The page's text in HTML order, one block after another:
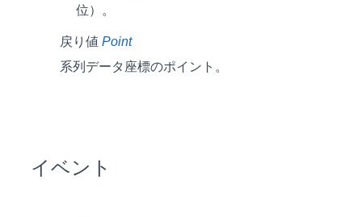
位）。
戻り値 Point
系列データ座標のポイント。
イベント